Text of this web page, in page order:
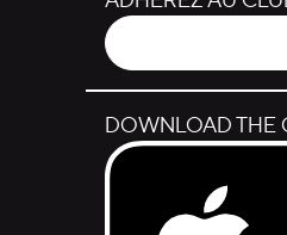
DOWNLOAD THE